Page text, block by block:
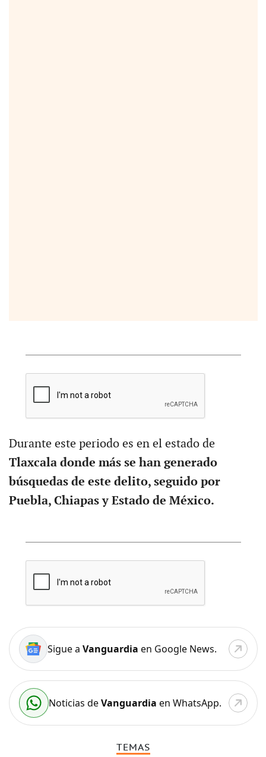
Durante este periodo es en el estado de
Tlaxcala donde más se han generado
búsquedas de este delito, seguido por
Puebla, Chiapas y Estado de México.
Sigue a Vanguardia en Google News.
Noticias deVanguardia en WhatsApp.
TEMAS